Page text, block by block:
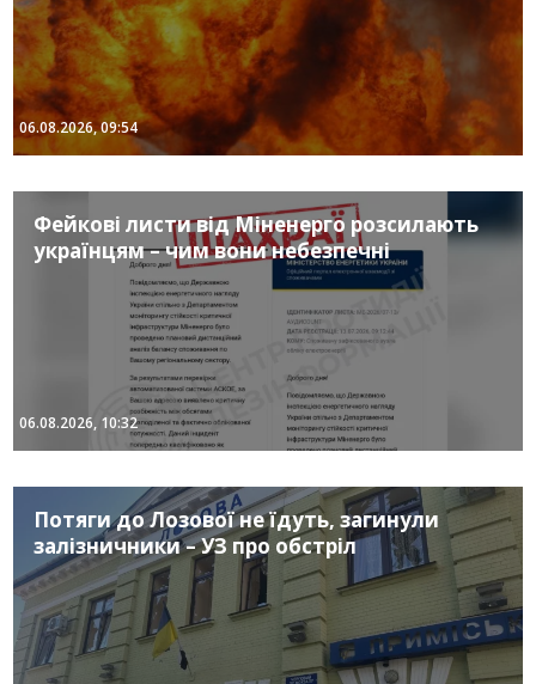
06.08.2026, 09:54
Фейкові листи від Міненерго розсилають
українцям – чим вони небезпечні
06.08.2026, 10:32
Потяги до Лозової не їдуть, загинули
залізничники – УЗ про обстріл